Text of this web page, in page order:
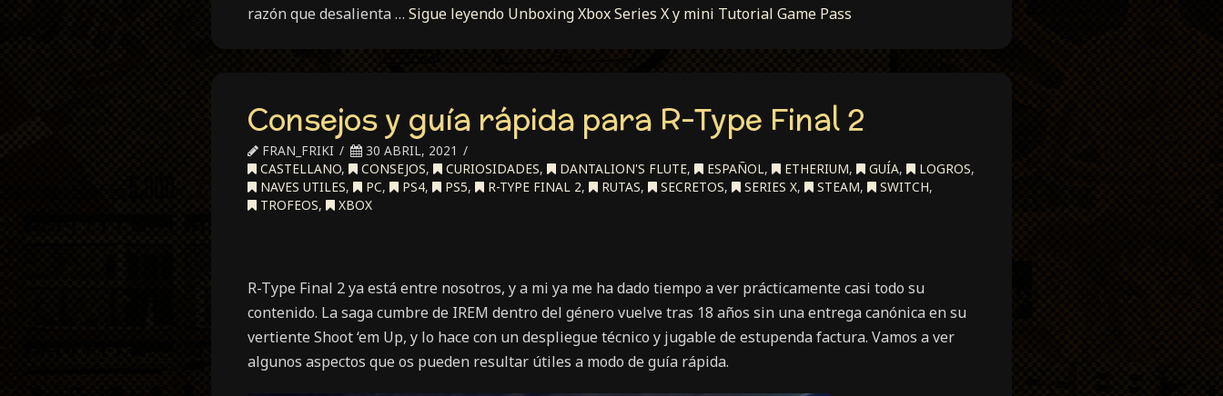
razón que desalienta … Sigue leyendo Unboxing Xbox Series X y mini Tutorial Game Pass
Consejos y guía rápida para R-Type Final 2
FRAN_FRIKI
30 ABRIL, 2021
CASTELLANO, CONSEJOS, CURIOSIDADES, DANTALION'S FLUTE, ESPAÑOL, ETHERIUM, GUÍA, LOGROS,
NAVES UTILES, PC, PS4, PS5, R-TYPE FINAL 2, RUTAS, SECRETOS, SERIES X, STEAM, SWITCH,
TROFEOS, XBOX
R-Type Final 2 ya está entre nosotros, y a mi ya me ha dado tiempo a ver prácticamente casi todo su
contenido. La saga cumbre de IREM dentro del género vuelve tras 18 años sin una entrega canónica en su
vertiente Shoot ‘em Up, y lo hace con un despliegue técnico y jugable de estupenda factura. Vamos a ver
algunos aspectos que os pueden resultar útiles a modo de guía rápida.